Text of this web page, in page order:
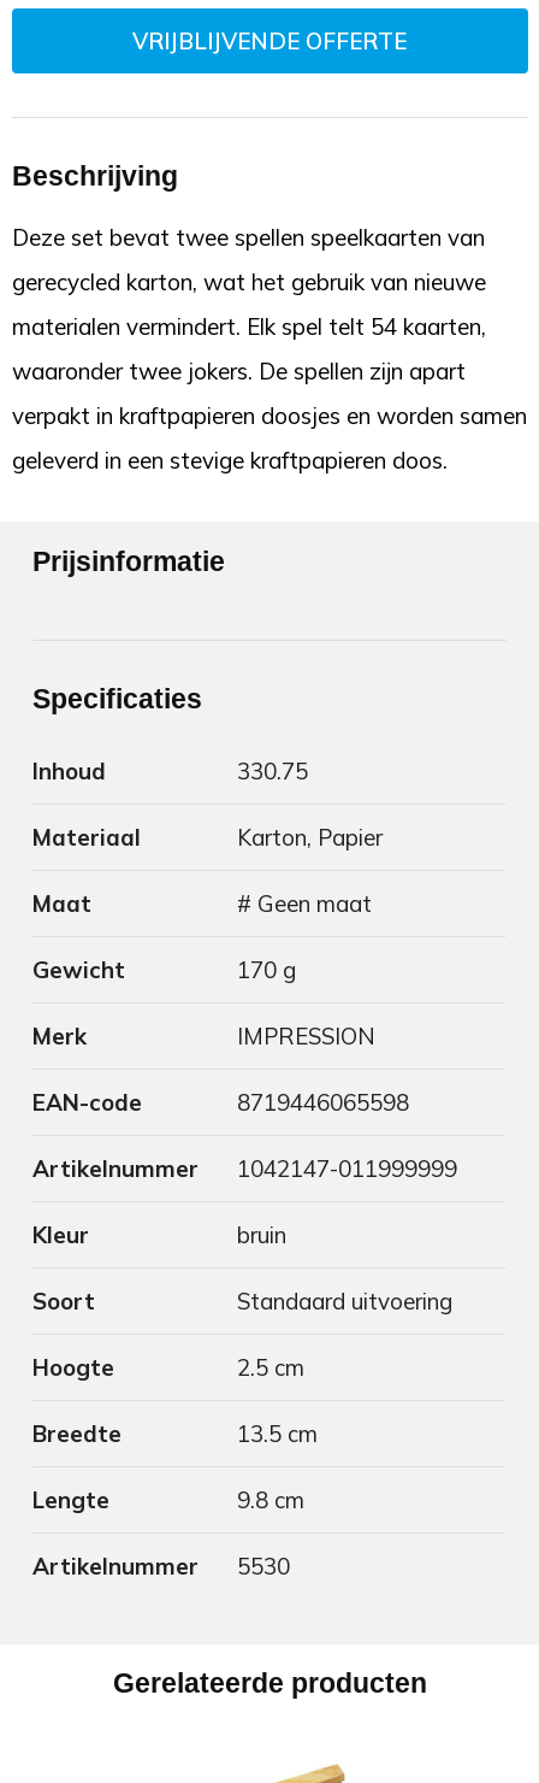
VRIJBLIJVENDE OFFERTE
Beschrijving
Deze set bevat twee spellen speelkaarten van
gerecycled karton, wat het gebruik van nieuwe
materialen vermindert. Elk spel telt 54 kaarten,
waaronder twee jokers. De spellen zijn apart
verpakt in kraftpapieren doosjes en worden samen
geleverd in een stevige kraftpapieren doos.
Prijsinformatie
Specificaties
Inhoud 330.75
Materiaal Karton, Papier
Maat # Geen maat
Gewicht 170 g
Merk IMPRESSION
EAN-code 8719446065598
Artikelnummer 1042147-011999999
Kleur bruin
Soort Standaard uitvoering
Hoogte 2.5 cm
Breedte 13.5 cm
Lengte 9.8 cm
Artikelnummer 5530
Gerelateerde producten